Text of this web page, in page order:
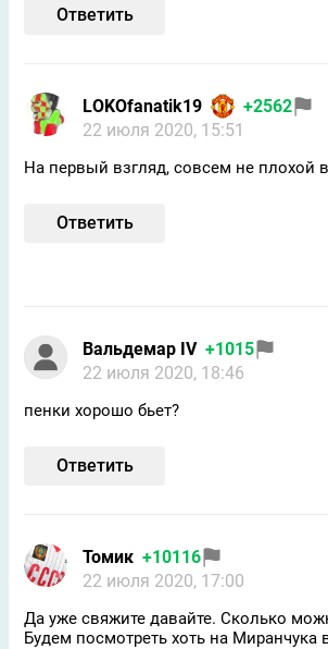
Ответить
LOKOfanatik19
+2562
22 июля 2020, 15:51
На первый взгляд, совсем не плохой
Ответить
Вальдемар IV +1015
22 июля 2020, 18:46
пенки хорошо бьет?
Ответить
Томик +10116
22 июля 2020, 17:00
Да уже свяжите давайте. Сколько
Будем посмотреть хоть на Миранчука